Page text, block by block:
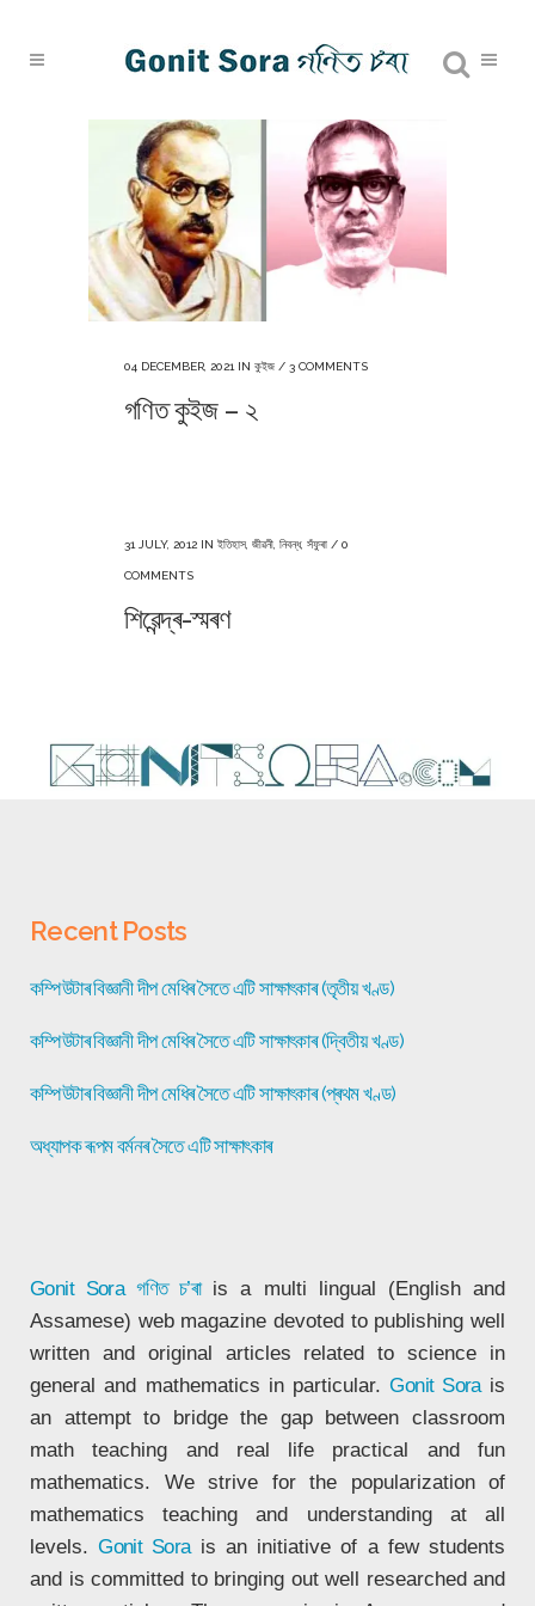
04 DECEMBER, 2021 IN কুইজ / 3 COMMENTS
গণিত কুইজ – ২
31 JULY, 2012 IN ইতিহাস জীৱনী নিবন্ধ, সঁফুৰা / 0
COMMENTS
শিৱেন্দ্ৰ-স্মৰণ
Recent Posts
কম্পিউটাৰ বিজ্ঞানী দীপ মেধিৰ সৈতে এটি সাক্ষাৎকাৰ (তৃতীয় খণ্ড)
কম্পিউটাৰ বিজ্ঞানী দীপ মেধিৰ সৈতে এটি সাক্ষাৎকাৰ (দ্বিতীয় খণ্ড)
কম্পিউটাৰ বিজ্ঞানী দীপ মেধিৰ সৈতে এটি সাক্ষাৎকাৰ (প্ৰথম খণ্ড)
অধ্যাপক ৰূপম বৰ্মনৰ সৈতে এটি সাক্ষাৎকাৰ
Gonit Sora গণিত চ’ৰাis a multi lingual (English and
Assamese) web magazine devoted to publishing well
written and original articles related to science in
general and mathematics in particular.Gonit Sorais
an attempt to bridge the gap between classroom
math teaching and real life practical and fun
mathematics. We strive for the popularization of
mathematics teaching and understanding at all
levels.Gonit Sorais an initiative of a few students
and is committed to bringing out well researched and